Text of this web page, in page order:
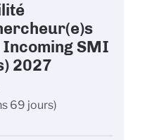
SMI
2027
69 jours)